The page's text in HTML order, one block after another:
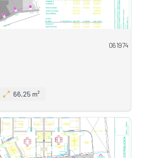
061974
66,25 m²